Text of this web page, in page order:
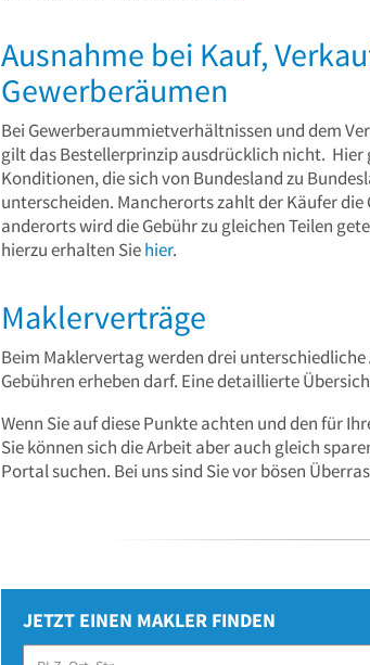
Ausnahme bei Kauf,
Gewerberäumen
Bei Gewerberaummietverhältnissen und dem
gilt das Bestellerprinzip ausdrücklich nicht. Hier
Konditionen, die sich von Bundesland zu
unterscheiden. Mancherorts zahlt der Käufer die
anderorts wird die Gebühr zu gleichen Teilen
hierzu erhalten Siehier.
Maklerverträge
Beim Maklervertag werden drei
Gebühren erheben darf. Eine detaillierte
Wenn Sie auf diese Punkte achten und den für
Sie können sich die Arbeit aber auch gleich
Portal suchen. Bei uns sind Sie vor bösen
JETZT EINEN MAKLER FINDEN